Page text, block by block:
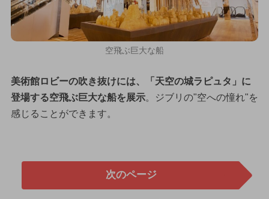
空飛ぶ巨大な船
美術館ロビーの吹き抜けには、「天空の城ラピュタ」に
登場する空飛ぶ巨大な船を展示。ジブリの"空への憧れ"を
感じることができます。
次のページ